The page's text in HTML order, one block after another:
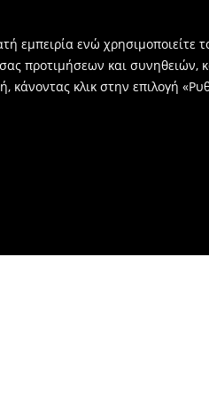
εμπειρία ενώ
προτιμήσεων και
κλικ στην επιλογή